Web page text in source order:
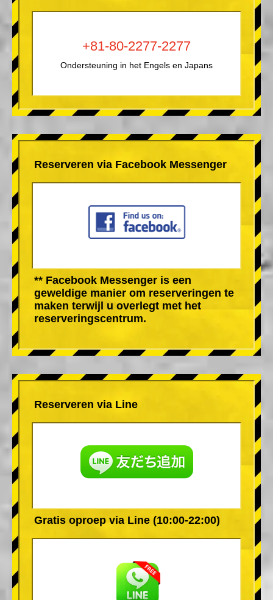
+81-80-2277-2277
Ondersteuning in het Engels en Japans
Reserveren via Facebook Messenger
** Facebook Messenger is een
geweldige manier om reserveringen te
maken terwijl u overlegt met het
reserveringscentrum.
Reserveren via Line
Gratis oproep via Line (10:00-22:00)